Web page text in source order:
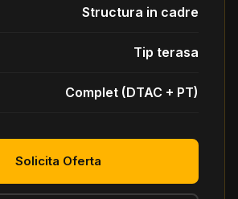
Structura in cadre
Tip terasa
Complet (DTAC + PT)
Solicita Oferta